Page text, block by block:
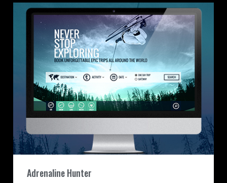
Adrenaline Hunter